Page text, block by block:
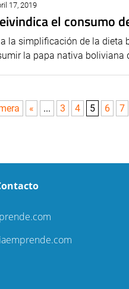
17, 2019
el consumo
la simplificación de la dieta
la papa nativa boliviana
« ... 3 4 5 6 7